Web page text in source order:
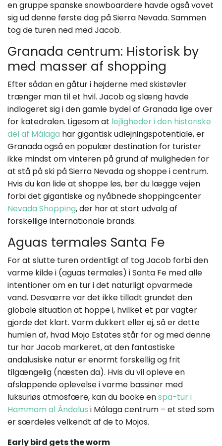
en gruppe spanske snowboardere havde også vovet
sig ud denne første dag på Sierra Nevada. Sammen
tog de turen ned med Jacob.
Granada centrum: Historisk by
med masser af shopping
Efter sådan en gåtur i højderne med skistøvler
trænger man til et hvil. Jacob og slæng havde
indlogeret sig i den gamle bydel af Granada lige over
for katedralen. Ligesom at lejligheder i den historiske
del af Málaga har gigantisk udlejningspotentiale, er
Granada også en populær destination for turister
ikke mindst om vinteren på grund af muligheden for
at stå på ski på Sierra Nevada og shoppe i centrum.
Hvis du kan lide at shoppe løs, bør du lægge vejen
forbi det gigantiske og nyåbnede shoppingcenter
Nevada Shopping, der har at stort udvalg af
forskellige internationale brands.
Aguas termales Santa Fe
For at slutte turen ordentligt af tog Jacob forbi den
varme kilde i (aguas termales) i Santa Fe med alle
intentioner om en tur i det naturligt opvarmede
vand. Desværre var det ikke tilladt grundet den
globale situation at hoppe i, hvilket et par vagter
gjorde det klart. Varm dukkert eller ej, så er dette
humlen af, hvad Mojo Estates står for og med denne
tur har Jacob markeret, at den fantastiske
andalusiske natur er enormt forskellig og frit
tilgængelig (næsten da). Hvis du vil opleve en
afslappende oplevelse i varme bassiner med
luksuriøs atmosfære, kan du booke enspa-tur i
Hammam al Ándalus i Málaga centrum – et sted som
er særdeles velkendt af de to Mojos.
Early bird gets the worm